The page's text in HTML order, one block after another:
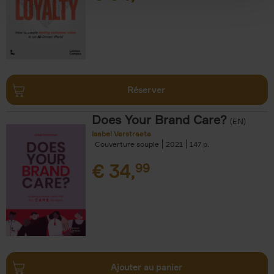
Réserver
Does Your Brand Care? (EN)
Isabel Verstraete
Couverture souple
2021 147
€ 34,99
Ajouter au panier